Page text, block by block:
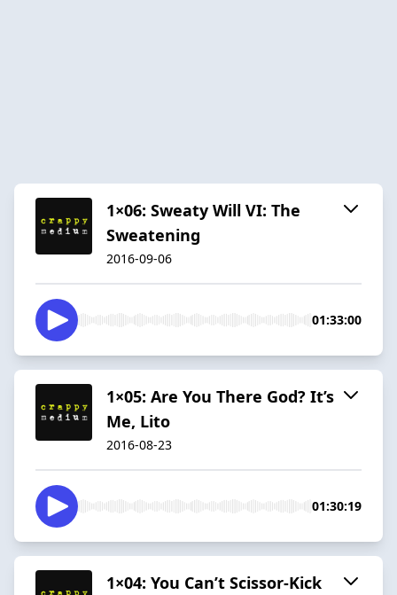
1×06: Sweaty Will VI: The
Sweatening
2016-09-06
01:33:00
1×05: Are You There God? It’s
Me, Lito
2016-08-23
01:30:19
1×04: You Can’t Scissor-Kick